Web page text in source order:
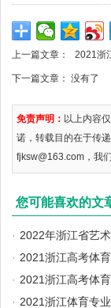
上一篇文章： 2021浙
下一篇文章： 没有了
免责声明： 以上内容
诺，转载目的在于传
fjksw@163.com，我
您可能喜欢的文
· 2022年浙江省艺
· 2021浙江高考体
· 2021浙江高考体
· 2021浙江体育专